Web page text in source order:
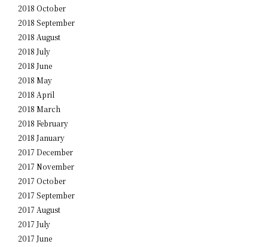
2018 October
2018 September
2018 August
2018 July
2018 June
2018 May
2018 April
2018 March
2018 February
2018 January
2017 December
2017 November
2017 October
2017 September
2017 August
2017 July
2017 June